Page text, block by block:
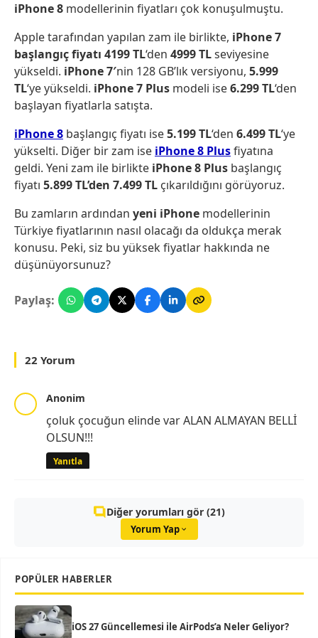
iPhone 8 modellerinin fiyatları çok konuşulmuştu.
Apple tarafından yapılan zam ile birlikte, iPhone 7
başlangıç fiyatı 4199 TL‘den 4999 TLseviyesine
yükseldi. iPhone 7′nin 128 GB’lık versiyonu, 5.999
TL‘ye yükseldi. iPhone 7 Plus modeli ise6.299 TL‘den
başlayan fiyatlarla satışta.
iPhone 8 başlangıç fiyatı ise5.199 TL‘den 6.499 TL‘ye
yükselti. Diğer bir zam ise iPhone 8 Plusfiyatına
geldi. Yeni zam ile birlikte iPhone 8 Plus başlangıç
fiyatı 5.899 TL’den 7.499 TL çıkarıldığını görüyoruz.
Bu zamların ardından yeni iPhone modellerinin
Türkiye fiyatlarının nasıl olacağı da oldukça merak
konusu. Peki, siz bu yüksek fiyatlar hakkında ne
düşünüyorsunuz?
Paylaş:
22 Yorum
Anonim
çoluk çocuğun elinde var ALAN ALMAYAN BELLİ
OLSUN!!!
Yanıtla
Diğer yorumları gör (21)
Yorum Yap
POPÜLER HABERLER
iOS 27 Güncellemesi ile AirPods’a Neler Geliyor?